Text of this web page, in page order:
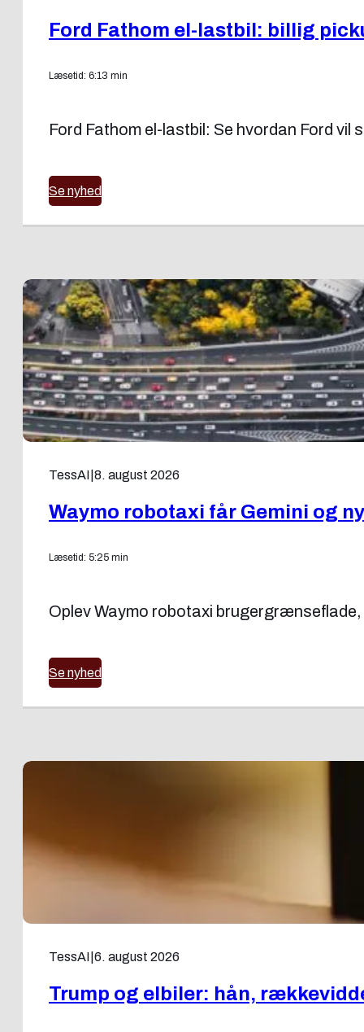
Ford Fathom el-lastbil: billig
Læsetid: 6:13 min
Ford Fathom el-lastbil: Se hvordan Ford vil
Se nyhed
TessAI 8. august 2026
Waymo robotaxi får Gemini og
Læsetid: 5:25 min
Oplev Waymo robotaxi
Se nyhed
TessAI 6. august 2026
Trump og elbiler: hån,